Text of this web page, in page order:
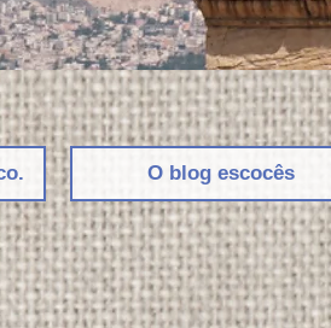
O blog escocês